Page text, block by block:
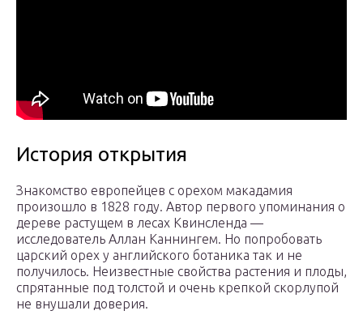
История открытия
Знакомство европейцев с орехом макадамия
произошло в 1828 году. Автор первого упоминания о
дереве растущем в лесах Квинсленда —
исследователь Аллан Каннингем. Но попробовать
царский орех у английского ботаника так и не
получилось. Неизвестные свойства растения и плоды,
спрятанные под толстой и очень крепкой скорлупой
не внушали доверия.